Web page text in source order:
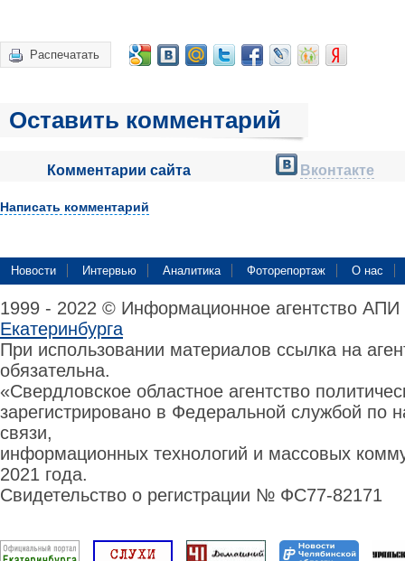
Распечатать
Оставить комментарий
Комментарии сайта Вконтакте
Написать комментарий
Новости Интервью Аналитика Фоторепортаж О нас
1999 - 2022 © Информационное агентство
Екатеринбурга
При использовании материалов ссылка на
обязательна.
«Свердловское областное агентство
зарегистрировано в Федеральной службой по
связи,
информационных технологий и массовых
2021 года.
Свидетельство о регистрации № ФС77-82171